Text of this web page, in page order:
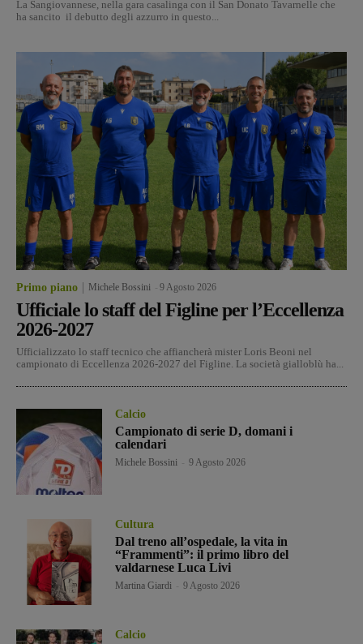
La Sangiovannese, nella gara casalinga con il San Donato Tavarnelle che
ha sancito il debutto degli azzurro in questo...
Primo piano Michele Bossini 9 Agosto 2026
Ufficiale lo staff del Figline per l’Eccellenza
2026-2027
Ufficializzato lo staff tecnico che affiancherà mister Loris Beoni nel
campionato di Eccellenza 2026-2027 del Figline. La società gialloblù ha...
Calcio
Campionato di serie D, domani i
calendari
Michele Bossini 9 Agosto 2026
Cultura
Dal treno all’ospedale, la vita in
“Frammenti”: il primo libro del
valdarnese Luca Livi
Martina Giardi 9 Agosto 2026
Calcio